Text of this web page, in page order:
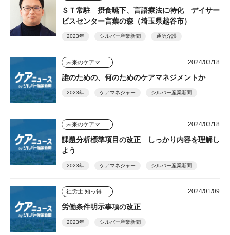
ＳＴ常駐 摂食嚥下、言語療法に特化 デイサー
ビスセンター言葉の森（埼玉県越谷市）
2023年 シルバー産業新聞 通所介護
2024/03/18
誰のための、何のためのケアマネジメントか
2023年 ケアマネジャー シルバー産業新聞
2024/03/18
課題分析標準項目の改正 しっかり内容を理解し
よう
2023年 ケアマネジャー シルバー産業新聞
2024/01/09
労働条件明示事項の改正
2023年 シルバー産業新聞